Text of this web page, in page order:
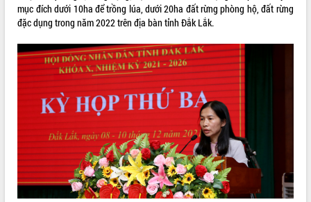
HĐND tỉnh thông qua điều chỉnh Quy
hoạch tỉnh thời kỳ 2021-2030
hoạch tỉnh Đắk Lắk thời kỳ 2021-2030,
tầm nhìn đến năm 2050
Nâng cao hiệu quả hoạt động của các
doanh nghiệp nhà nước
Hội nghị triển khai kết nối mạng
truyền số liệu chuyên dùng phục vụ cơ
quan Đảng, Nhà nước
Lễ phát động chuỗi hoạt động chung
tay làm sạch môi trường
Xã Ea Kar bước chuyển mình trong
mục đích dưới 10ha để trồng lúa, dưới 20ha đất rừng phòng hộ, đất rừng
đặc dụng trong năm 2022 trên địa bàn tỉnh Đắk Lắk.